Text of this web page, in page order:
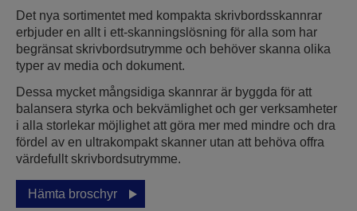
Det nya sortimentet med kompakta skrivbordsskannrar
erbjuder en allt i ett-skanningslösning för alla som har
begränsat skrivbordsutrymme och behöver skanna olika
typer av media och dokument.
Dessa mycket mångsidiga skannrar är byggda för att
balansera styrka och bekvämlighet och ger verksamheter
i alla storlekar möjlighet att göra mer med mindre och dra
fördel av en ultrakompakt skanner utan att behöva offra
värdefullt skrivbordsutrymme.
Hämta broschyr